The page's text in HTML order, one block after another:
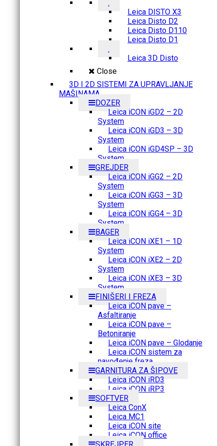
.
Leica DISTO X3
Leica Disto D2
Leica Disto D110
Leica Disto D1
.
Leica 3D Disto
Close
3D I 2D SISTEMI ZA UPRAVLJANJE
MAŠINAMA
DOZER
Leica iCON iGD2 – 2D
System
Leica iCON iGD3 – 3D
System
Leica iCON iGD4SP – 3D
System
GREJDER
Leica iCON iGG2 – 2D
System
Leica iCON iGG3 – 3D
System
Leica iCON iGG4 – 3D
System
BAGER
Leica iCON iXE1 – 1D
System
Leica iCON iXE2 – 2D
System
Leica iCON iXE3 – 3D
System
FINIŠERI I FREZA
Leica iCON pave –
Asfaltiranje
Leica iCON pave –
Betoniranje
Leica iCON pave – Glodanje
Leica iCON sistem za
navođenje freza
GARNITURA ZA ŠIPOVE
Leica iCON iRD3
Leica iCON iRP3
SOFTVER
Leica ConX
Leica MC1
Leica iCON site
Leica iCON office